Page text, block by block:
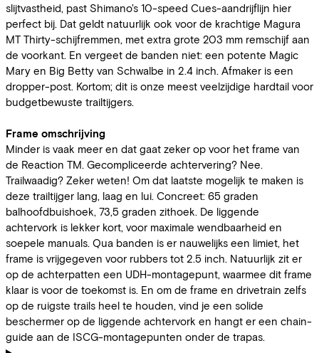
slijtvastheid, past Shimano's 10-speed Cues-aandrijflijn hier
perfect bij. Dat geldt natuurlijk ook voor de krachtige Magura
MT Thirty-schijfremmen, met extra grote 203 mm remschijf aan
de voorkant. En vergeet de banden niet: een potente Magic
Mary en Big Betty van Schwalbe in 2.4 inch. Afmaker is een
dropper-post. Kortom; dit is onze meest veelzijdige hardtail voor
budgetbewuste trailtijgers.
Frame omschrijving
Minder is vaak meer en dat gaat zeker op voor het frame van
de Reaction TM. Gecompliceerde achtervering? Nee.
Trailwaadig? Zeker weten! Om dat laatste mogelijk te maken is
deze trailtijger lang, laag en lui. Concreet: 65 graden
balhoofdbuishoek, 73,5 graden zithoek. De liggende
achtervork is lekker kort, voor maximale wendbaarheid en
soepele manuals. Qua banden is er nauwelijks een limiet, het
frame is vrijgegeven voor rubbers tot 2.5 inch. Natuurlijk zit er
op de achterpatten een UDH-montagepunt, waarmee dit frame
klaar is voor de toekomst is. En om de frame en drivetrain zelfs
op de ruigste trails heel te houden, vind je een solide
beschermer op de liggende achtervork en hangt er een chain-
guide aan de ISCG-montagepunten onder de trapas.